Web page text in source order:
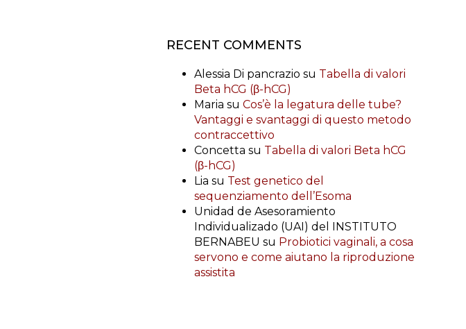
RECENT COMMENTS
Alessia Di pancrazio su Tabella di valori
Beta hCG (β-hCG)
Maria su Cos’è la legatura delle tube?
Vantaggi e svantaggi di questo metodo
contraccettivo
Concetta su Tabella di valori Beta hCG
(β-hCG)
Lia su Test genetico del
sequenziamento dell’Esoma
Unidad de Asesoramiento
Individualizado (UAI) del INSTITUTO
BERNABEU su Probiotici vaginali, a cosa
servono e come aiutano la riproduzione
assistita